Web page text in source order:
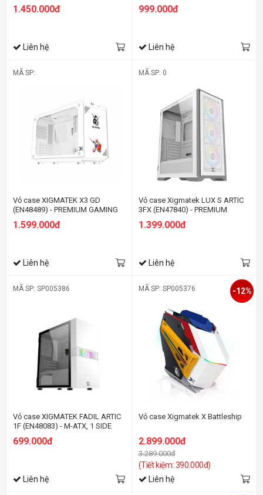
XIGMATEK X22ARGB
1.450.000đ
Liên hệ
XIGMATEK X20RF
999.000đ
Liên hệ
MÃ SP:
Vỏ case XIGMATEK X3 GD
(EN48489) - PREMIUM GAMING
M-ATX
1.599.000đ
Liên hệ
MÃ SP: 0
Vỏ case Xigmatek LUX S ARTIC
3FX (EN47840) - PREMIUM
GAMING ATX
1.399.000đ
Liên hệ
MÃ SP: SP005386
Vỏ case XIGMATEK FADIL ARTIC
1F (EN48083) - M-ATX, 1 SIDE
699.000đ
Liên hệ
MÃ SP: SP005376
Vỏ case Xigmatek X Battleship
2.899.000đ
3.289.000đ
(Tiết kiệm: 390.000đ)
-12%
Liên hệ